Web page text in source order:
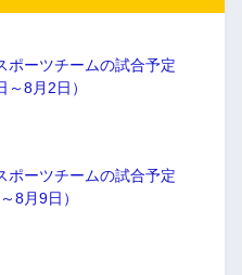
ポーツチームの試合予定
～8月2日）
ポーツチームの試合予定
8月9日）